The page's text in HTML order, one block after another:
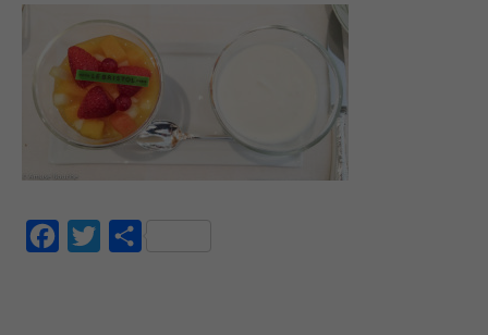
FacebookTwitter